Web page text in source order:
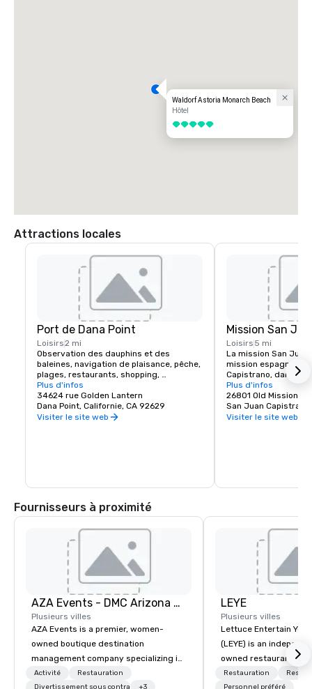
Waldorf Astoria Monarch Beach
Hôtel
5 sur 5
Attractions locales
Port de Dana Point
Loisirs2 mi
Observation des dauphins et des
baleines, navigation de plaisance, pêche,
plages, restaurants, shopping,
antiquités, arts et musées
Plus d'infos
34624 rue Golden Lantern
Dana Point, Californie, CA 92629
Visiter le site web
Mission San
Loisirs 5 mi
La mission San
mission espagnole
Capistrano, dans le
Californie. Fondée le
dans la ville
par des
espagnols de
Nouvelle-Espagne.
mexicain en 1833 et
catholique romaine
des États-Unis en
La mission a été
ans par un certain
catastrophes
de restauration et
d'environ 1910. Il
comme un musée.
Plus d'infos
26801 Old Mission
San Juan
Visiter le site web
Fournisseurs à proximité
AZA Events - DMC Arizona and Southern California
Plusieurs villes
AZA Events is a premier, women-
owned boutique destination
management company specializing in
exceptional corporate experiences
Activité
Restauration
Divertissement sous contrat
+3
LEYE
Plusieurs villes
Lettuce Entertain You
(LEYE) is an
owned restaurant
Chicago that owns,
Restauration
Personnel préféré